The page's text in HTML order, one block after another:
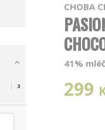
CHOBA
41%
299
3